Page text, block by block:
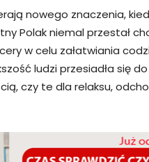
nowego znaczenia,
Polak niemal przestał
w celu załatwiania
ludzi przesiadła się
czy te dla relaksu,